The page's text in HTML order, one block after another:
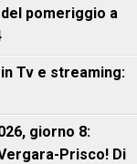
pomeriggio a
Tv e streaming:
giorno 8:
Prisco! Di